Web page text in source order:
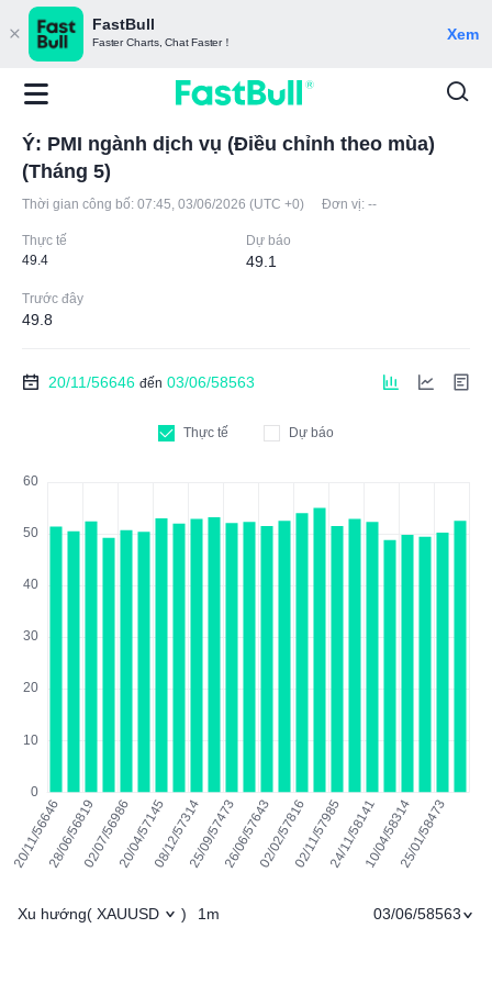
FastBull
Faster Charts, Chat Faster！ Xem
Ý: PMI ngành dịch vụ (Điều chỉnh theo mùa)
(Tháng 5)
Thời gian công bố: 07:45, 03/06/2026 (UTC +0) Đơn vị: --
Thực tế
49.4
Dự báo
49.1
Trước đây
49.8
20/11/56646 đến 03/06/58563
Thực tế Dự báo
Xu hướng( XAUUSD ) 1m 03/06/58563